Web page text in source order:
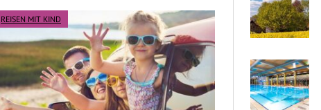
REISEN MIT KIND